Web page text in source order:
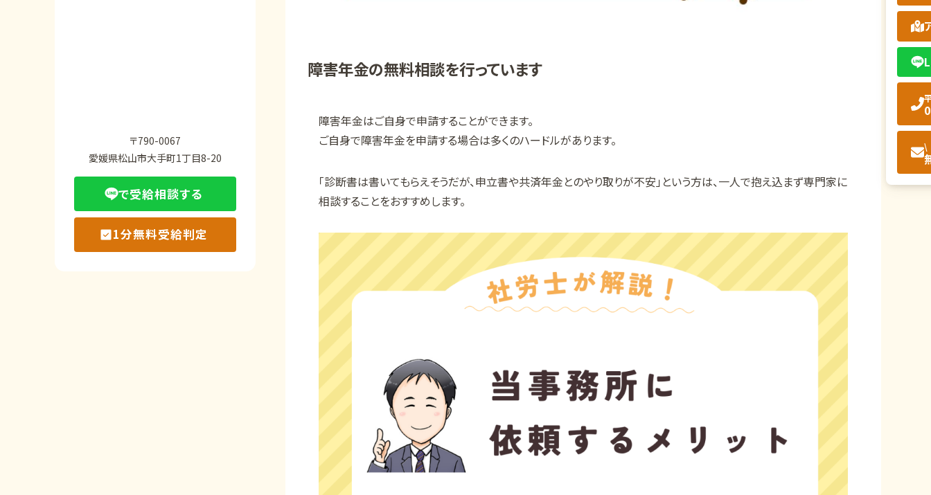
障害年金の無料相談を行っています
障害年金はご自身で申請することができます。
ご自身で障害年金を申請する場合は多くのハードルがあります。
「診断書は書いてもらえそうだが、申立書や共済年金とのやり取りが不安」という方は、一人で抱え込まず専門家に
相談することをおすすめします。
〒790-0067
愛媛県松山市大手町1丁目8-20
で受給相談する
1分無料受給判定
\